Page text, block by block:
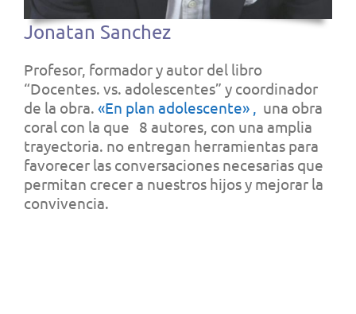
Jonatan Sanchez
Profesor, formador y autor del libro
“Docentes. vs. adolescentes” y coordinador
de la obra. «En plan adolescente» ,
una obra
coral con la que 8 autores, con una amplia
trayectoria. no entregan herramientas para
favorecer las conversaciones necesarias que
permitan crecer a nuestros hijos y mejorar la
convivencia.